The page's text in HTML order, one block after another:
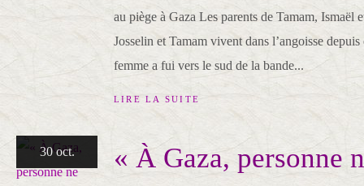
au piège à Gaza Les parents de Tamam,
Josselin et Tamam vivent dans l’angoisse
femme a fui vers le sud de la bande...
LIRE LA SUITE
30 oct.
« À Gaza, personne